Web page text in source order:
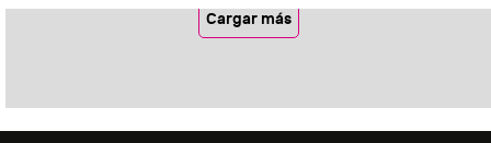
Cargar más